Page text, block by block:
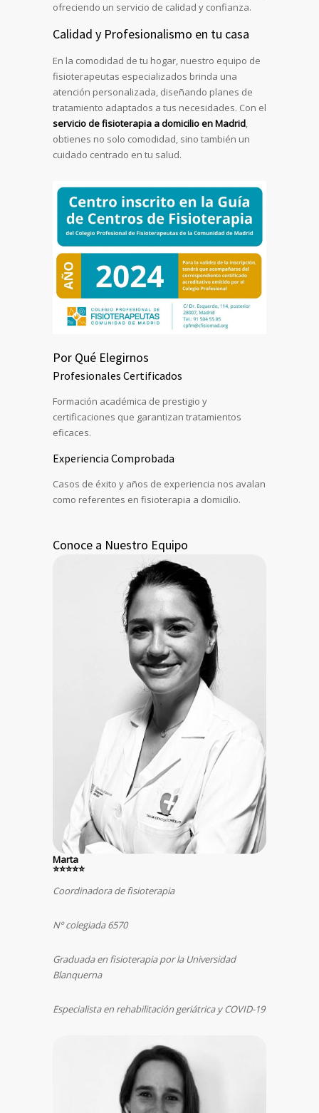
ofreciendo un servicio de calidad y confianza.
Calidad y Profesionalismo en tu casa
En la comodidad de tu hogar, nuestro equipo de
fisioterapeutas especializados brinda una
atención personalizada, diseñando planes de
tratamiento adaptados a tus necesidades. Con el
servicio de fisioterapia a domicilio en Madrid,
obtienes no solo comodidad, sino también un
cuidado centrado en tu salud.
Por Qué Elegirnos
Profesionales Certificados
Formación académica de prestigio y
certificaciones que garantizan tratamientos
eficaces.
Experiencia Comprobada
Casos de éxito y años de experiencia nos avalan
como referentes en fisioterapia a domicilio.
Conoce a Nuestro Equipo
Marta
⭐⭐⭐⭐⭐
Coordinadora de fisioterapia
Nº colegiada 6570
Graduada en fisioterapia por la Universidad
Blanquerna
Especialista en rehabilitación geriátrica y COVID-19